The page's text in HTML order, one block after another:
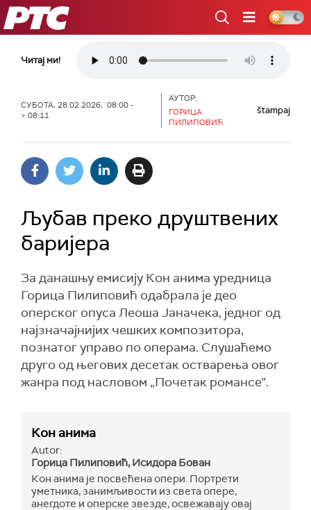
РТС
Читај ми!
СУБОТА, 28.02.2026, 08:00 -
> 08:11
АУТОР:
ГОРИЦА
ПИЛИПОВИЋ
štampaj
Љубав преко друштвених
баријера
За данашњу емисију Кон анима уредница
Горица Пилиповић одабрала је део
оперског опуса Леоша Јаначека, једног од
најзначајнијих чешких композитора,
познатог управо по операма. Слушаћемо
друго од његових десетак остварења овог
жанра под насловом „Почетак романсе”.
Кон анима
Autor:
Горица Пилиповић, Исидора Бован
Кон анима је посвећена опери. Портрети
уметника, занимљивости из света оперe,
анегдоте и оперске звезде, освежавају овај